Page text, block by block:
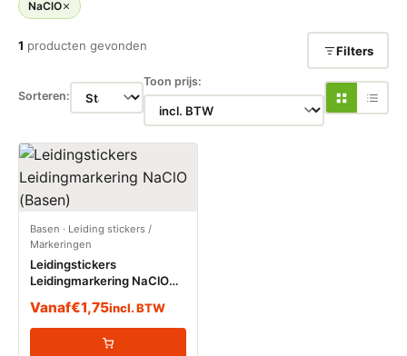
NaClO
1 producten gevonden Filters
Sorteren:
Toon prijs:
Basen · Leiding stickers /
Markeringen
Leidingstickers
Leidingmarkering NaClO
Vanaf€1,75incl. BTW